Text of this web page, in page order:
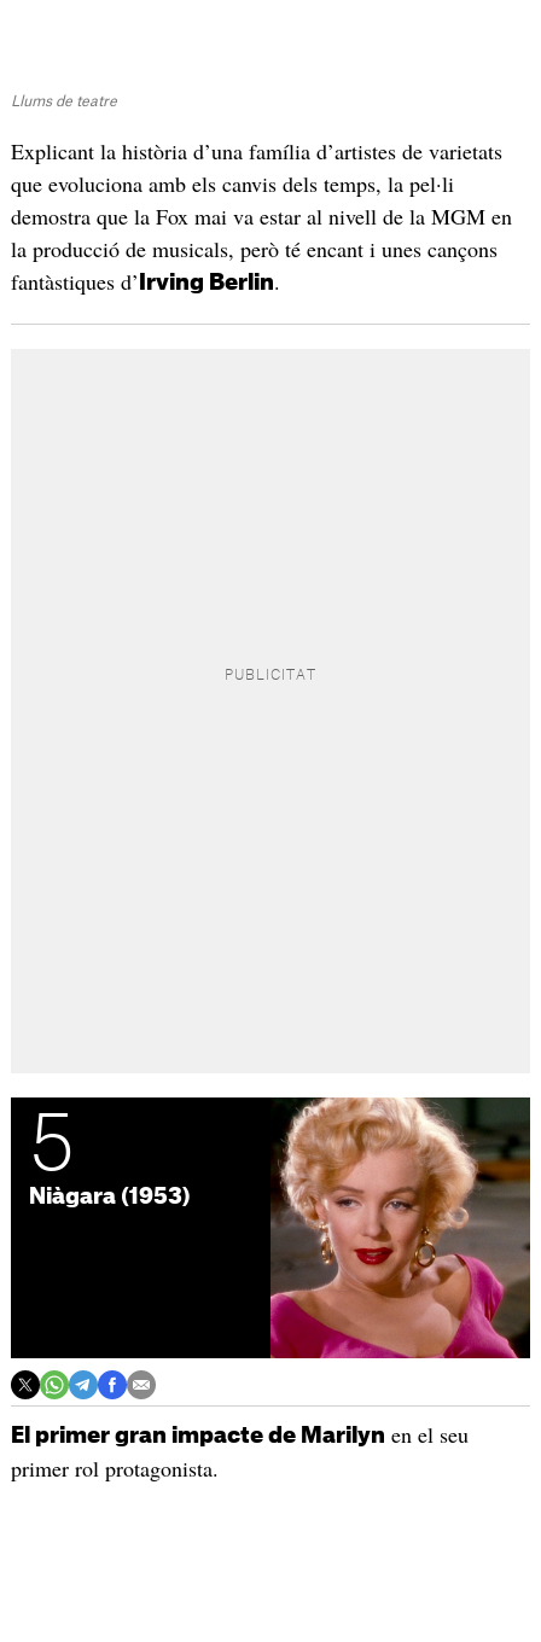
Llums de teatre
Explicant la història d’una família d’artistes de varietats
que evoluciona amb els canvis dels temps, la pel·li
demostra que la Fox mai va estar al nivell de la MGM en
la producció de musicals, però té encant i unes cançons
fantàstiques d’ Irving Berlin.
5
Niàgara (1953)
El primer gran impacte de Marilyn en el seu
primer rol protagonista.